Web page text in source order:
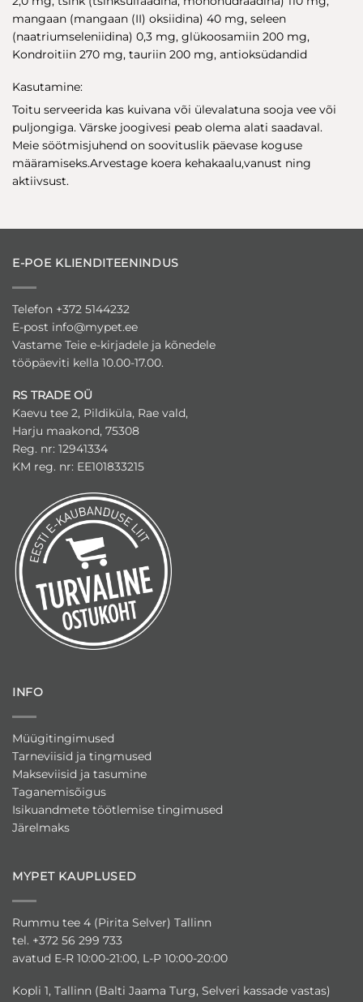
mangaan (mangaan (II) oksiidina) 40 mg, seleen
(naatriumseleniidina) 0,3 mg, glükoosamiin 200 mg,
Kondroitiin 270 mg, tauriin 200 mg, antioksüdandid
Kasutamine:
Toitu serveerida kas kuivana või ülevalatuna sooja vee või
puljongiga. Värske joogivesi peab olema alati saadaval.
Meie söötmisjuhend on soovituslik päevase koguse
määramiseks.Arvestage koera kehakaalu,vanust ning
aktiivsust.
E-POE KLIENDITEENINDUS
Telefon +372 5144232
E-post info@mypet.ee
Vastame Teie e-kirjadele ja kõnedele
tööpäeviti kella 10.00-17.00.
RS TRADE OÜ
Kaevu tee 2, Pildiküla, Rae vald,
Harju maakond, 75308
Reg. nr: 12941334
KM reg. nr: EE101833215
INFO
Müügitingimused
Tarneviisid ja tingmused
Makseviisid ja tasumine
Taganemisõigus
Isikuandmete töötlemise tingimused
Järelmaks
MYPET KAUPLUSED
Rummu tee 4 (Pirita Selver) Tallinn
tel. +372 56 299 733
avatud E-R 10:00-21:00, L-P 10:00-20:00
Kopli 1, Tallinn (Balti Jaama Turg, Selveri kassade vastas)